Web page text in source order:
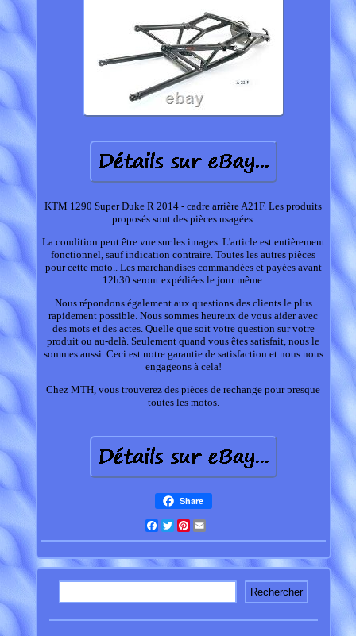
KTM 1290 Super Duke R 2014 - cadre arrière A21F. Les produits
proposés sont des pièces usagées.
La condition peut être vue sur les images. L'article est entièrement
fonctionnel, sauf indication contraire. Toutes les autres pièces
pour cette moto.. Les marchandises commandées et payées avant
12h30 seront expédiées le jour même.
Nous répondons également aux questions des clients le plus
rapidement possible. Nous sommes heureux de vous aider avec
des mots et des actes. Quelle que soit votre question sur votre
produit ou au-delà. Seulement quand vous êtes satisfait, nous le
sommes aussi. Ceci est notre garantie de satisfaction et nous nous
engageons à cela!
Chez MTH, vous trouverez des pièces de rechange pour presque
toutes les motos.
Share
Facebook
TwitterPinterest